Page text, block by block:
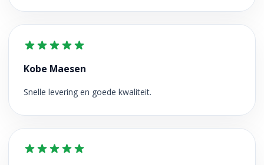
Kobe Maesen
Snelle levering en goede kwaliteit.